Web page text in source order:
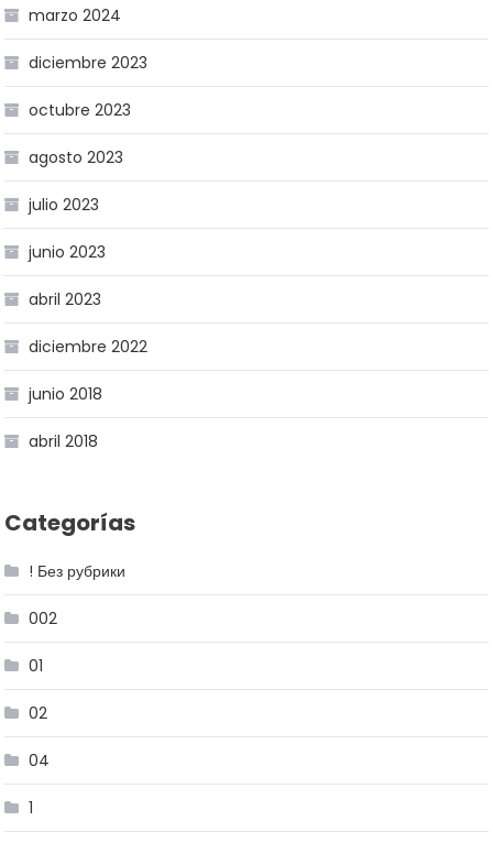
marzo 2024
diciembre 2023
octubre 2023
agosto 2023
julio 2023
junio 2023
abril 2023
diciembre 2022
junio 2018
abril 2018
Categorías
! Без рубрики
002
01
02
04
1